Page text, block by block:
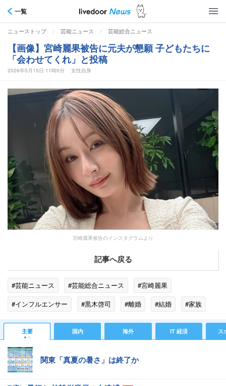
一覧
ニューストップ > 芸能ニュース > 芸能総合ニュース
【画像】宮崎麗果被告に元夫が懇願 子どもたちに
「会わせてくれ」と投稿
2026年5月15日 11時0分 女性自身
宮崎麗果被告のインスタグラムより
記事へ戻る
#芸能ニュース #芸能総合ニュース
#宮崎麗果
#インフルエンサー
#黒木啓司 #離婚 #結婚
#家族
#脱税
#ゴシップ
主要 国内 海外 IT 経済 ス
関東「真夏の暑さ」は終了か